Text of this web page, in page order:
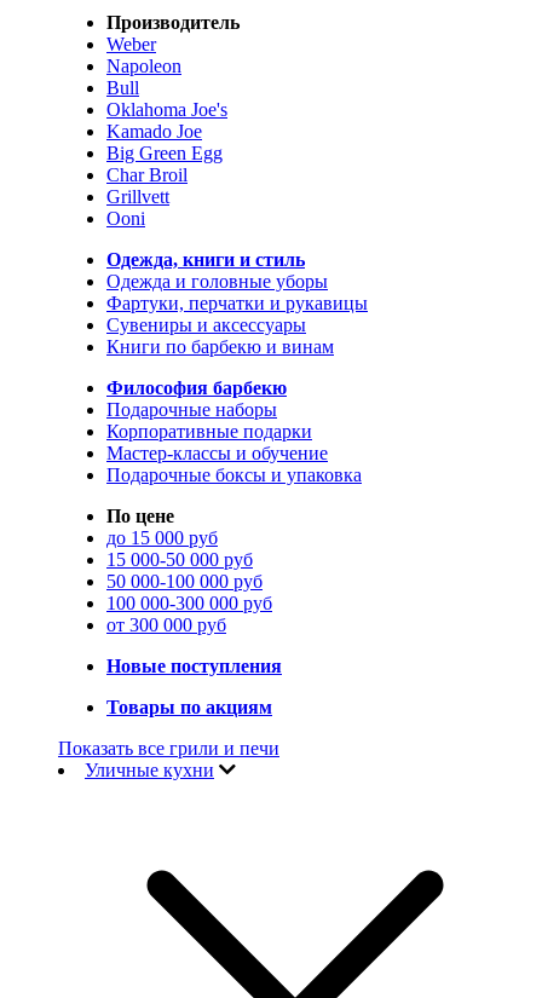
Производитель
Weber
Napoleon
Bull
Oklahoma Joe's
Kamado Joe
Big Green Egg
Char Broil
Grillvett
Ooni
Одежда, книги и стиль
Одежда и головные уборы
Фартуки, перчатки и рукавицы
Сувениры и аксессуары
Книги по барбекю и винам
Философия барбекю
Подарочные наборы
Корпоративные подарки
Мастер-классы и обучение
Подарочные боксы и упаковка
По цене
до 15 000 руб
15 000-50 000 руб
50 000-100 000 руб
100 000-300 000 руб
от 300 000 руб
Новые поступления
Товары по акциям
Показать все грили и печи
Уличные кухни